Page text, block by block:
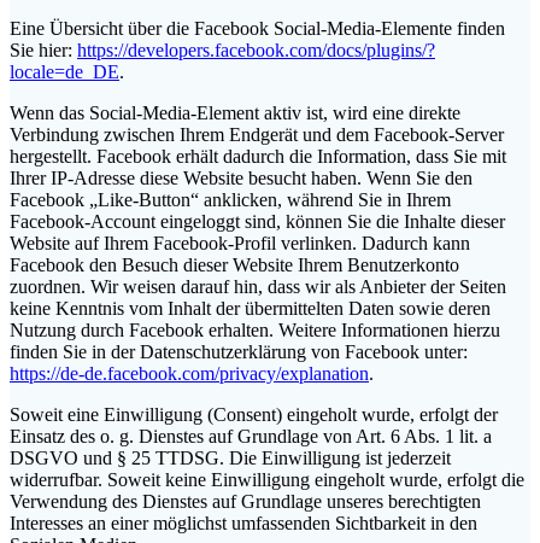
Eine Übersicht über die Facebook Social-Media-Elemente finden
Sie hier: https://developers.facebook.com/docs/plugins/?
locale=de_DE.
Wenn das Social-Media-Element aktiv ist, wird eine direkte
Verbindung zwischen Ihrem Endgerät und dem Facebook-Server
hergestellt. Facebook erhält dadurch die Information, dass Sie mit
Ihrer IP-Adresse diese Website besucht haben. Wenn Sie den
Facebook „Like-Button“ anklicken, während Sie in Ihrem
Facebook-Account eingeloggt sind, können Sie die Inhalte dieser
Website auf Ihrem Facebook-Profil verlinken. Dadurch kann
Facebook den Besuch dieser Website Ihrem Benutzerkonto
zuordnen. Wir weisen darauf hin, dass wir als Anbieter der Seiten
keine Kenntnis vom Inhalt der übermittelten Daten sowie deren
Nutzung durch Facebook erhalten. Weitere Informationen hierzu
finden Sie in der Datenschutzerklärung von Facebook unter:
https://de-de.facebook.com/privacy/explanation.
Soweit eine Einwilligung (Consent) eingeholt wurde, erfolgt der
Einsatz des o. g. Dienstes auf Grundlage von Art. 6 Abs. 1 lit. a
DSGVO und § 25 TTDSG. Die Einwilligung ist jederzeit
widerrufbar. Soweit keine Einwilligung eingeholt wurde, erfolgt die
Verwendung des Dienstes auf Grundlage unseres berechtigten
Interesses an einer möglichst umfassenden Sichtbarkeit in den